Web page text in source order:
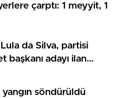
çarptı: 1 meyyit, 1
da Silva, partisi
başkanı adayı ilan
yangın söndürüldü